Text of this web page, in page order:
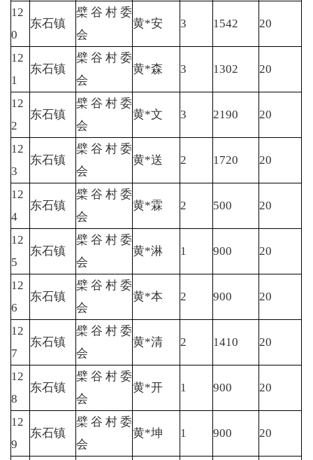
12
0
东石镇
檗谷村委
会
黄*安 3 1542 20
12
1
东石镇
檗谷村委
会
黄*森 3 1302 20
12
2
东石镇
檗谷村委
会
黄*文 3 2190 20
12
3
东石镇
檗谷村委
会
黄*送 2 1720 20
12
4
东石镇
檗谷村委
会
黄*霖 2 500 20
12
5
东石镇
檗谷村委
会
黄*淋 1 900 20
12
6
东石镇
檗谷村委
会
黄*本 2 900 20
12
7
东石镇
檗谷村委
会
黄*清 2 1410 20
12
8
东石镇
檗谷村委
会
黄*开 1 900 20
12
9
东石镇
檗谷村委
会
黄*坤 1 900 20